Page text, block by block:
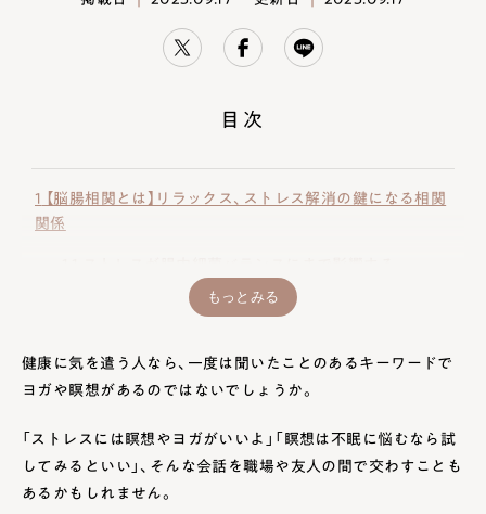
目次
1 【脳腸相関とは】リラックス、ストレス解消の鍵になる相関
関係
腸活でメンタルが安定する理由
2.1ヨガで増えるセロトニン
3.11.深い呼吸をしましょう
3.2 2.緊張がほぐれるロールダウン
もっとみる
健康に気を遣う人なら、一度は聞いたことのあるキーワードで
ヨガや瞑想があるのではないでしょうか。
「ストレスには瞑想やヨガがいいよ」「瞑想は不眠に悩むなら試
してみるといい」、そんな会話を職場や友人の間で交わすことも
あるかもしれません。